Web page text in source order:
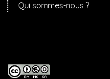
Qui sommes-nous ?